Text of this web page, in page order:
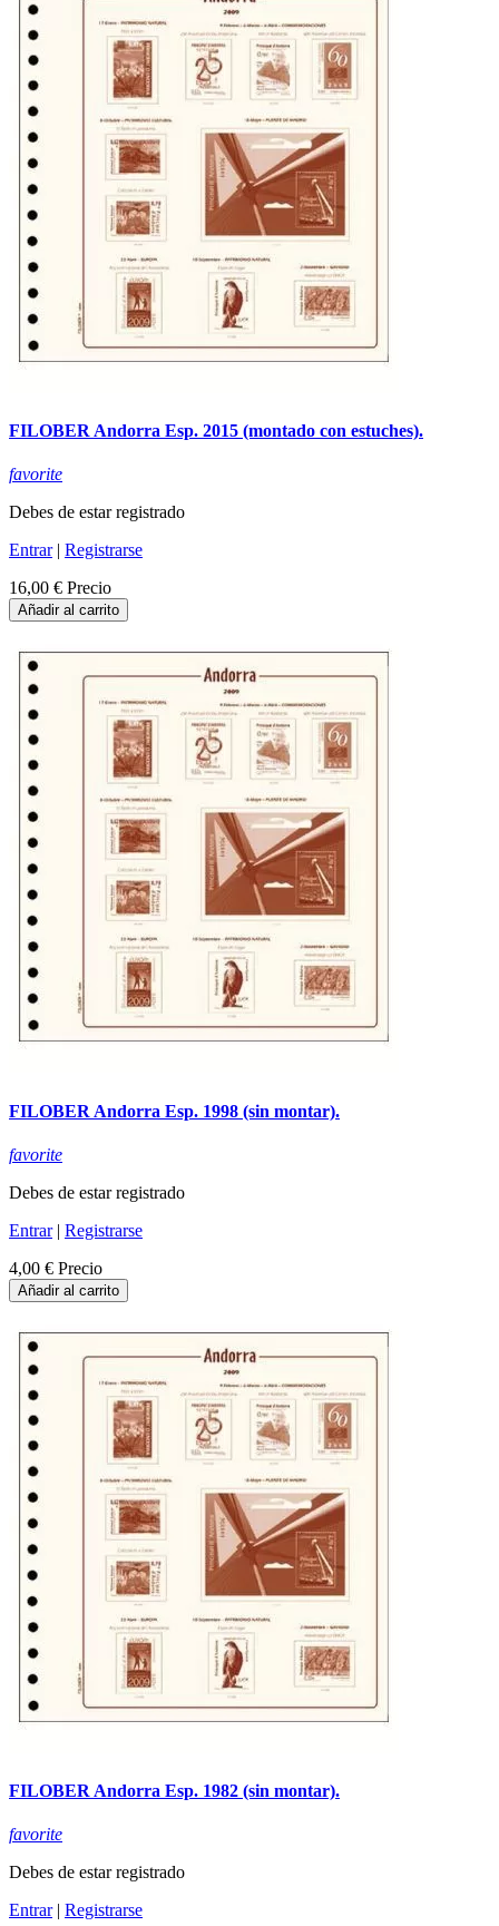
FILOBER Andorra Esp. 2015 (montado con estuches).
favorite
Debes de estar registrado
Entrar| Registrarse
16,00 € Precio
Añadir al carrito
FILOBER Andorra Esp. 1998 (sin montar).
favorite
Debes de estar registrado
Entrar| Registrarse
4,00 € Precio
Añadir al carrito
FILOBER Andorra Esp. 1982 (sin montar).
favorite
Debes de estar registrado
Entrar| Registrarse